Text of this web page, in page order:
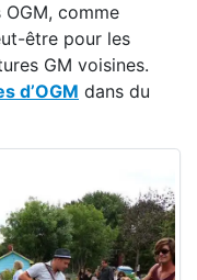
comme
être pour les
GM voisines.
d’OGM dans du